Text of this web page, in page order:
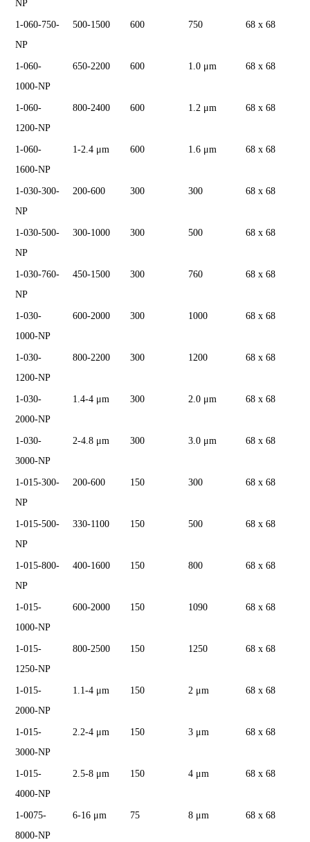
NP
1-060-750-
NP
500-1500 600 750 68 x 68
1-060-
1000-NP
650-2200 600 1.0 μm 68 x 68
1-060-
1200-NP
800-2400 600 1.2 μm 68 x 68
1-060-
1600-NP
1-2.4 μm 600 1.6 μm 68 x 68
1-030-300-
NP
200-600 300 300 68 x 68
1-030-500-
NP
300-1000 300 500 68 x 68
1-030-760-
NP
450-1500 300 760 68 x 68
1-030-
1000-NP
600-2000 300 1000 68 x 68
1-030-
1200-NP
800-2200 300 1200 68 x 68
1-030-
2000-NP
1.4-4 μm 300 2.0 μm 68 x 68
1-030-
3000-NP
2-4.8 μm 300 3.0 μm 68 x 68
1-015-300-
NP
200-600 150 300 68 x 68
1-015-500-
NP
330-1100 150 500 68 x 68
1-015-800-
NP
400-1600 150 800 68 x 68
1-015-
1000-NP
600-2000 150 1090 68 x 68
1-015-
1250-NP
800-2500 150 1250 68 x 68
1-015-
2000-NP
1.1-4 μm 150 2 μm 68 x 68
1-015-
3000-NP
2.2-4 μm 150 3 μm 68 x 68
1-015-
4000-NP
2.5-8 μm 150 4 μm 68 x 68
1-0075-
8000-NP
6-16 μm 75 8 μm 68 x 68